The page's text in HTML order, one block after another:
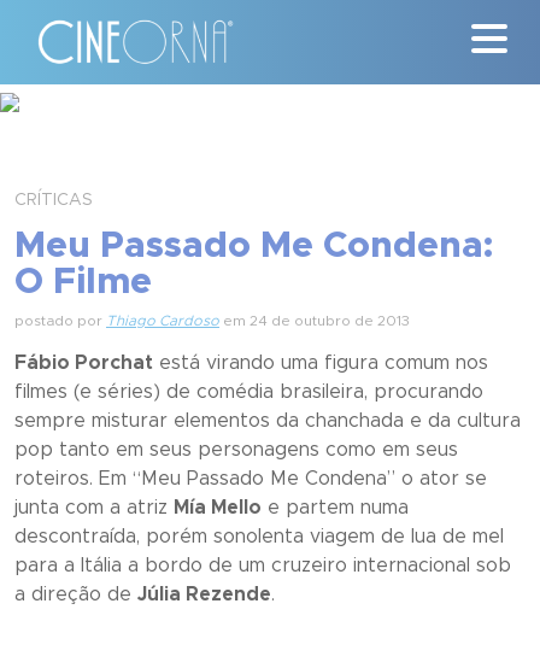
#ClássicosCineOrna
Nossa História
Contato
CRÍTICAS
Meu Passado Me Condena:
O Filme
postado por Thiago Cardoso em 24 de outubro de 2013
Fábio Porchat está virando uma figura comum nos
filmes (e séries) de comédia brasileira, procurando
sempre misturar elementos da chanchada e da cultura
pop tanto em seus personagens como em seus
roteiros. Em “ Meu Passado Me Condena” o ator se
junta com a atriz Mía Mello e partem numa
descontraída, porém sonolenta viagem de lua de mel
para a Itália a bordo de um cruzeiro internacional sob
a direção de Júlia Rezende.